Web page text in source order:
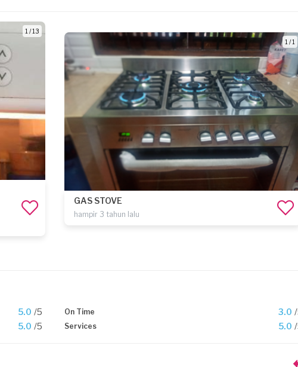
1 / 13
1 / 1
GAS STOVE
hampir 3 tahun lalu
5.0 /5 On Time 3.0
5.0 /5 Services 5.0